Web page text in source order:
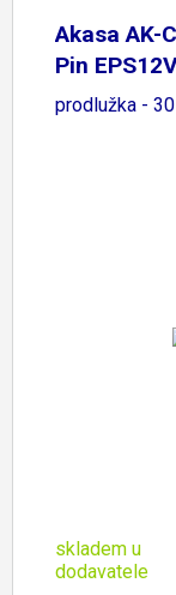
Akasa AK-
Pin
prodlužka -
skladem u
dodavatele